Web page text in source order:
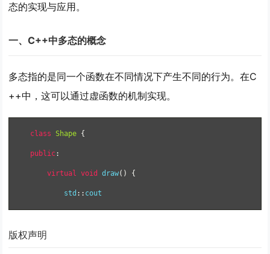
态的实现与应用。
一、C++中多态的概念
多态指的是同一个函数在不同情况下产生不同的行为。在C
++中，这可以通过虚函数的机制实现。
class Shape {
public:
virtual void draw() {
        std
:: cout
版权声明